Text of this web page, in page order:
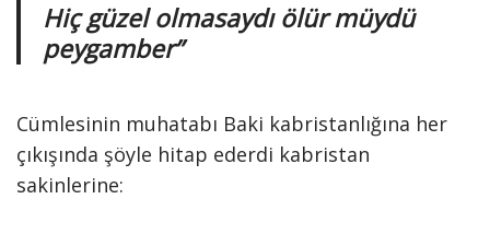
Hiç güzel olmasaydı ölür müydü
peygamber”
Cümlesinin muhatabı Baki kabristanlığına her
çıkışında şöyle hitap ederdi kabristan
sakinlerine: